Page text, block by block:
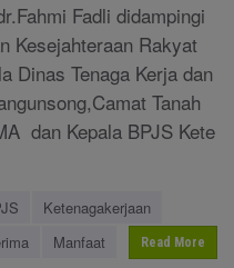
Fadli didampingi
Kesejahteraan Rakyat
Dinas Tenaga Kerja dan
Tanah
dan Kepala BPJS Kete
Ketenagakerjaan
Manfaat Read More